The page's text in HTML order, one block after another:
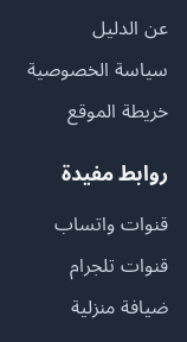
عن الدليل
سياسة الخصوصية
خريطة الموقع
روابط مفيدة
قنوات واتساب
قنوات تلجرام
ضيافة منزلية